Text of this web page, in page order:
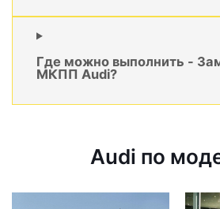
Где можно выполнить -
МКПП Audi?
Audi по